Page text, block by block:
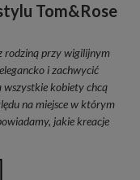
Tom&Rose
rodziną przy wigilijnym
i zachwycić
kobiety chcą
na miejsce w którym
jakie kreacje